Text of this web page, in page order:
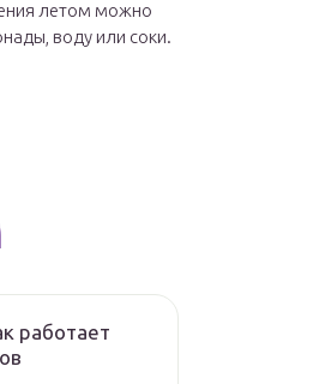
летом можно
воду или соки.
работает